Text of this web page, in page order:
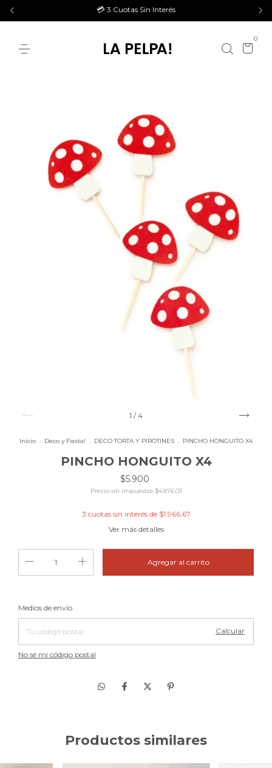
💳 3 Cuotas Sin Interés
0
1 /4
Inicio . Deco y Fiesta! . DECO TORTA Y PIROTINES . PINCHO HONGUITO X4
PINCHO HONGUITO X4
$5.900
Precio sin impuestos $4.876,03
3 cuotas sin interés de $1.966,67
Ver más detalles
Entregas para el CP:
Medios de envío
Calcular
No sé mi código postal
Productos similares